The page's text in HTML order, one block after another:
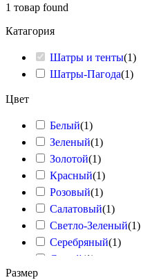
1 товар found
Катагория
Шатры и тенты(1)
Шатры-Пагода(1)
Цвет
Белый(1)
Зеленый(1)
Золотой(1)
Красный(1)
Розовый(1)
Салатовый(1)
Светло-Зеленый(1)
Серебряный(1)
Синий (1)
Размер